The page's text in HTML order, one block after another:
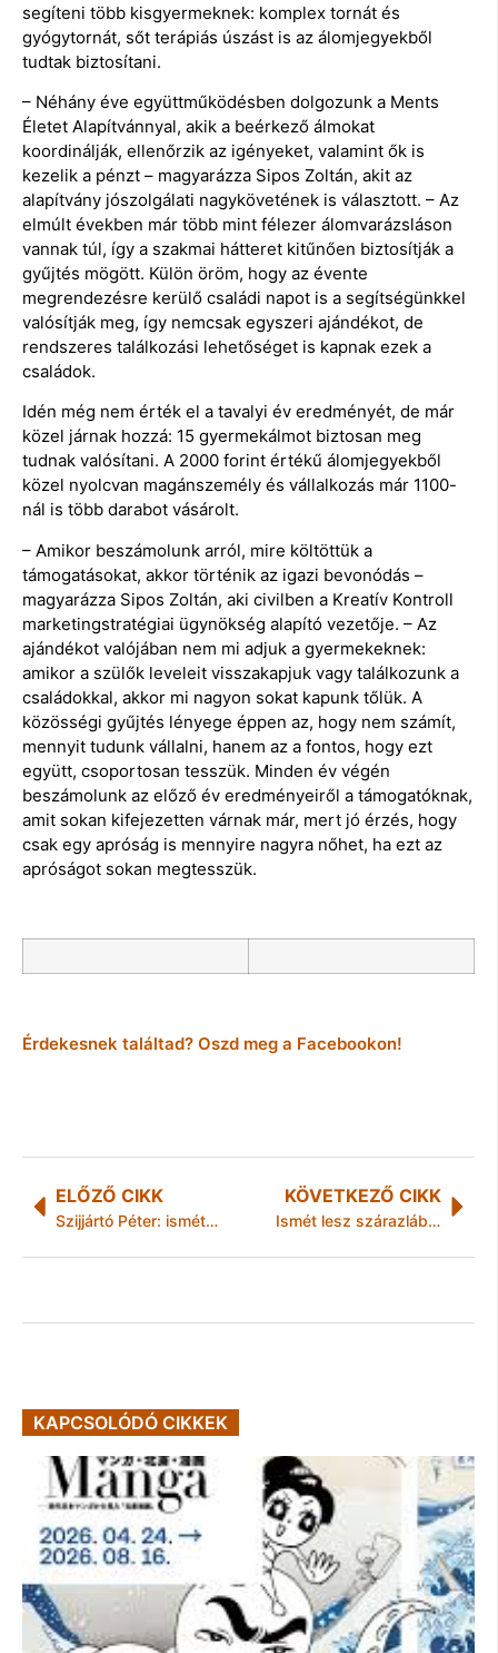
segíteni több kisgyermeknek: komplex tornát és
gyógytornát, sőt terápiás úszást is az álomjegyekből
tudtak biztosítani.
– Néhány éve együttműködésben dolgozunk a Ments
Életet Alapítvánnyal, akik a beérkező álmokat
koordinálják, ellenőrzik az igényeket, valamint ők is
kezelik a pénzt – magyarázza Sipos Zoltán, akit az
alapítvány jószolgálati nagykövetének is választott. – Az
elmúlt években már több mint félezer álomvarázsláson
vannak túl, így a szakmai hátteret kitűnően biztosítják a
gyűjtés mögött. Külön öröm, hogy az évente
megrendezésre kerülő családi napot is a segítségünkkel
valósítják meg, így nemcsak egyszeri ajándékot, de
rendszeres találkozási lehetőséget is kapnak ezek a
családok.
Idén még nem érték el a tavalyi év eredményét, de már
közel járnak hozzá: 15 gyermekálmot biztosan meg
tudnak valósítani. A 2000 forint értékű álomjegyekből
közel nyolcvan magánszemély és vállalkozás már 1100-
nál is több darabot vásárolt.
– Amikor beszámolunk arról, mire költöttük a
támogatásokat, akkor történik az igazi bevonódás –
magyarázza Sipos Zoltán, aki civilben a Kreatív Kontroll
marketingstratégiai ügynökség alapító vezetője. – Az
ajándékot valójában nem mi adjuk a gyermekeknek:
amikor a szülők leveleit visszakapjuk vagy találkozunk a
családokkal, akkor mi nagyon sokat kapunk tőlük. A
közösségi gyűjtés lényege éppen az, hogy nem számít,
mennyit tudunk vállalni, hanem az a fontos, hogy ezt
együtt, csoportosan tesszük. Minden év végén
beszámolunk az előző év eredményeiről a támogatóknak,
amit sokan kifejezetten várnak már, mert jó érzés, hogy
csak egy apróság is mennyire nagyra nőhet, ha ezt az
apróságot sokan megtesszük.
Érdekesnek találtad? Oszd meg a Facebookon!
ELŐZŐ CIKK
Szijjártó Péter: ismét megdőlt a beruházási rekord Magyarországon
KÖVETKEZŐ CIKK
Ismét lesz szárazlábas túra a Miskolctapolca Barlangfürdőben
KAPCSOLÓDÓ CIKKEK